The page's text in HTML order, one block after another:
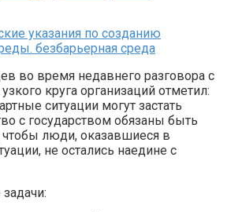
во время недавнего разговора с
круга организаций отметил:
ситуации могут застать
с государством обязаны быть
люди, оказавшиеся в
не остались наедине с